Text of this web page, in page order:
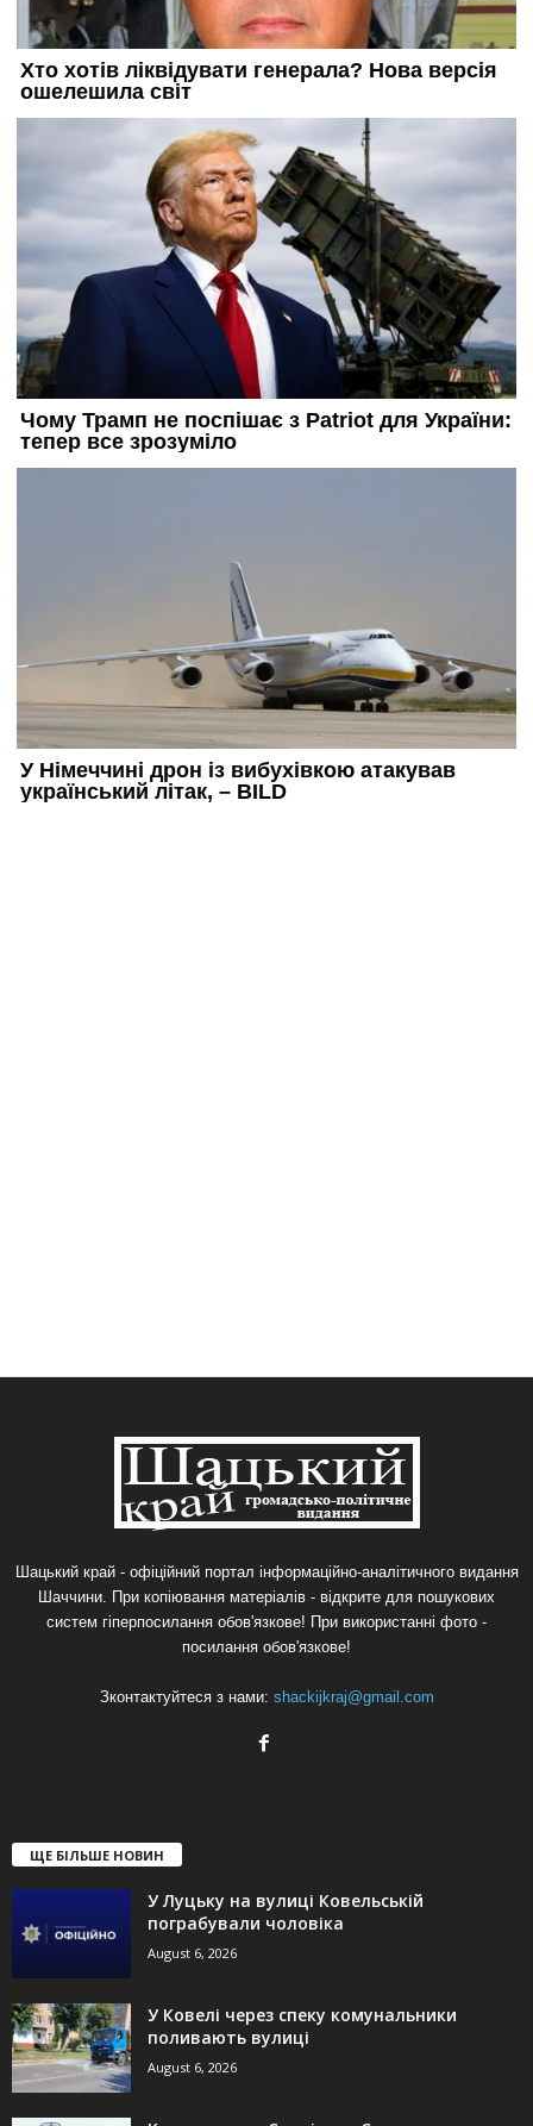
Шацький край - офіційний портал інформаційно-аналітичного видання
Шаччини. При копіювання матеріалів - відкрите для пошукових
систем гіперпосилання обов'язкове! При використанні фото -
посилання обов'язкове!
Зконтактуйтеся з нами: shackijkraj@gmail.com
ЩЕ БІЛЬШЕ НОВИН
У Луцьку на вулиці Ковельській
пограбували чоловіка
August 6, 2026
У Ковелі через спеку комунальники
поливають вулиці
August 6, 2026